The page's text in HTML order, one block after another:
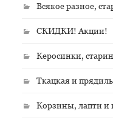
Всякое разное,
СКИДКИ! Акции!
Керосинки,
Ткацкая и
Корзины, лапти и